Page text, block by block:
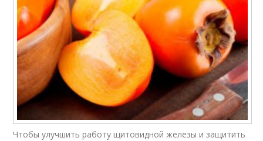
Чтобы улучшить работу щитовидной железы и защитить